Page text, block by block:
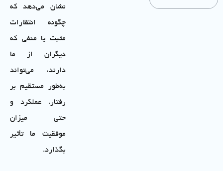
نشان می‌دهد که
چگونه انتظارات
مثبت یا منفی که
دیگران از ما
دارند، می‌تواند
به‌طور مستقیم بر
رفتار، عملکرد و
حتی میزان
موفقیت ما تأثیر
بگذارد.